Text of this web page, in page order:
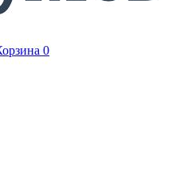
0